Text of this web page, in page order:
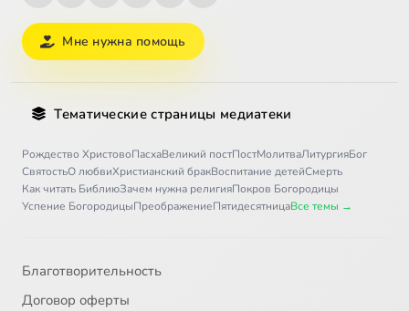
32 ЕВГЕНИЙ ОНЕГИН
34 КАПИТАНСКАЯ ДОЧКА
Мне нужна помощь
Тематические страницы медиатеки
Рождество ХристовоПасхаВеликий постПостМолитваЛитургияБог
СвятостьО любвиХристианский бракВоспитание детейСмерть
Как читать БиблиюЗачем нужна религияПокров Богородицы
Успение БогородицыПреображениеПятидесятницаВсе темы →
Благотворительность
Договор оферты